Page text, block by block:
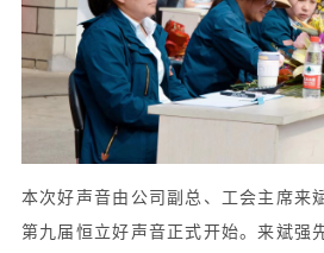
本次好声音由公司副总、工会主席来
第九届恒立好声音正式开始。来斌强